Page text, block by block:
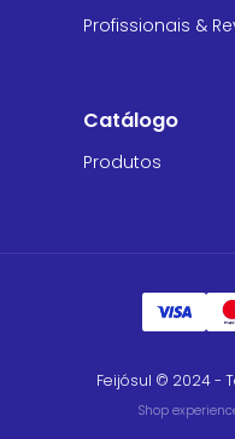
Profissionais &
Catálogo
Produtos
Feijósul © 2024 -
Shop